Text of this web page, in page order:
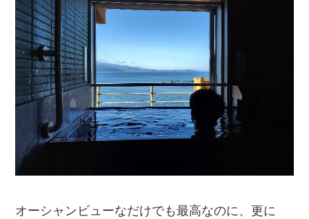
オーシャンビューなだけでも最高なのに、更に